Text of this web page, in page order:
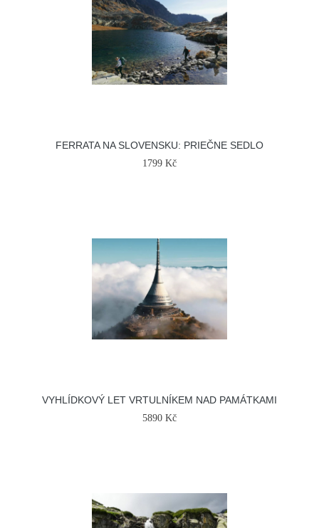
FERRATA NA SLOVENSKU: PRIEČNE SEDLO
1799 Kč
VYHLÍDKOVÝ LET VRTULNÍKEM NAD PAMÁTKAMI
5890 Kč